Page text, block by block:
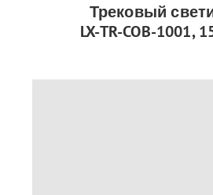
Трековый
LX-TR-COB-1001,